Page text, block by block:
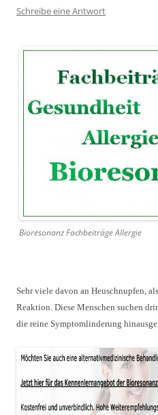
Schreibe eine Antwort
Bioresonanz Fachbeiträge Allergie
Sehr viele davon an Heuschnupfen,
Reaktion. Diese Menschen suchen
die reine Symptomlinderung